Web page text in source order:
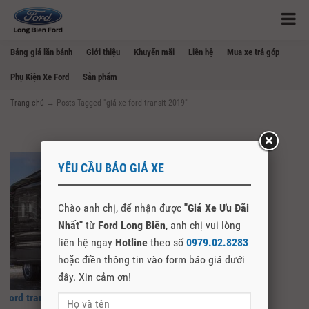
Bảng giá lăn bánh Giới thiệu Khuyến mãi Liên hệ Mua xe trả góp
Phụ Kiện Xe Ford Sản phẩm
Trang chủ → Posts Tagged "giá xe ford transit 2019"
Ford transit 2020 có thêm bản 2 cầu
YÊU CẦU BÁO GIÁ XE
Chào anh chị, để nhận được "Giá Xe Ưu Đãi
Nhất" từ Ford Long Biên, anh chị vui lòng
liên hệ ngay Hotline theo số 0979.02.8283
hoặc điền thông tin vào form báo giá dưới
đây. Xin cảm ơn!